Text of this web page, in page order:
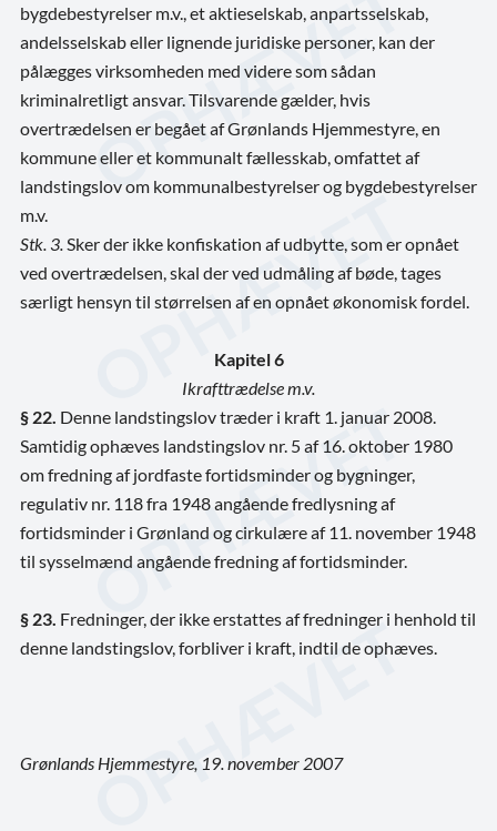
bygdebestyrelser m.v., et aktieselskab, anpartsselskab,
andelsselskab eller lignende juridiske personer, kan der
pålægges virksomheden med videre som sådan
kriminalretligt ansvar. Tilsvarende gælder, hvis
overtrædelsen er begået af Grønlands Hjemmestyre, en
kommune eller et kommunalt fællesskab, omfattet af
landstingslov om kommunalbestyrelser og bygdebestyrelser
m.v.
Stk. 3. Sker der ikke konfiskation af udbytte, som er opnået
ved overtrædelsen, skal der ved udmåling af bøde, tages
særligt hensyn til størrelsen af en opnået økonomisk fordel.
Kapitel 6
Ikrafttrædelse m.v.
§ 22. Denne landstingslov træder i kraft 1. januar 2008.
Samtidig ophæves landstingslov nr. 5 af 16. oktober 1980
om fredning af jordfaste fortidsminder og bygninger,
regulativ nr. 118 fra 1948 angående fredlysning af
fortidsminder i Grønland og cirkulære af 11. november 1948
til sysselmænd angående fredning af fortidsminder.
§ 23. Fredninger, der ikke erstattes af fredninger i henhold til
denne landstingslov, forbliver i kraft, indtil de ophæves.
Grønlands Hjemmestyre, 19. november 2007